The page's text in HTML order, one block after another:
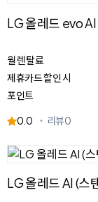
LG 올레드 evo AI
월 렌탈료
제휴카드 할인 시
포인트
0.0 리뷰0
LG 올레드 AI (스